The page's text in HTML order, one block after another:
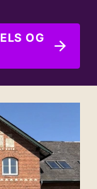
OG